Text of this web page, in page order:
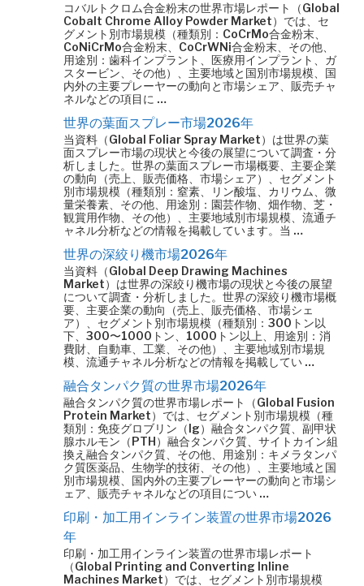
コバルトクロム合金粉末の世界市場レポート（Global
Cobalt Chrome Alloy Powder Market）では、セ
グメント別市場規模（種類別：CoCrMo合金粉末、
CoNiCrMo合金粉末、CoCrWNi合金粉末、その他、
用途別：歯科インプラント、医療用インプラント、ガ
スタービン、その他）、主要地域と国別市場規模、国
内外の主要プレーヤーの動向と市場シェア、販売チャ
ネルなどの項目に …
世界の葉面スプレー市場2026年
当資料（Global Foliar Spray Market）は世界の葉
面スプレー市場の現状と今後の展望について調査・分
析しました。世界の葉面スプレー市場概要、主要企業
の動向（売上、販売価格、市場シェア）、セグメント
別市場規模（種類別：窒素、リン酸塩、カリウム、微
量栄養素、その他、用途別：園芸作物、畑作物、芝・
観賞用作物、その他）、主要地域別市場規模、流通チ
ャネル分析などの情報を掲載しています。当 …
世界の深絞り機市場2026年
当資料（Global Deep Drawing Machines
Market）は世界の深絞り機市場の現状と今後の展望
について調査・分析しました。世界の深絞り機市場概
要、主要企業の動向（売上、販売価格、市場シェ
ア）、セグメント別市場規模（種類別：300トン以
下、300〜1000トン、1000トン以上、用途別：消
費財、自動車、工業、その他）、主要地域別市場規
模、流通チャネル分析などの情報を掲載してい …
融合タンパク質の世界市場2026年
融合タンパク質の世界市場レポート（Global Fusion
Protein Market）では、セグメント別市場規模（種
類別：免疫グロブリン（Ig）融合タンパク質、副甲状
腺ホルモン（PTH）融合タンパク質、サイトカイン組
換え融合タンパク質、その他、用途別：キメラタンパ
ク質医薬品、生物学的技術、その他）、主要地域と国
別市場規模、国内外の主要プレーヤーの動向と市場シ
ェア、販売チャネルなどの項目につい …
印刷・加工用インライン装置の世界市場2026
年
印刷・加工用インライン装置の世界市場レポート
（Global Printing and Converting Inline
Machines Market）では、セグメント別市場規模